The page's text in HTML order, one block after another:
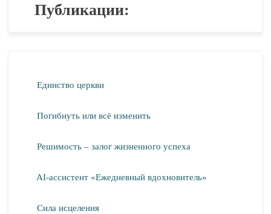
Публикации:
Единство церкви
Погибнуть или всё изменить
Решимость – залог жизненного успеха
AI-ассистент «Ежедневный вдохновитель»
Сила исцеления